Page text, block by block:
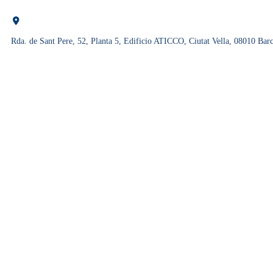
Rda. de Sant Pere, 52, Planta 5, Edificio ATICCO, Ciutat Vella, 08010